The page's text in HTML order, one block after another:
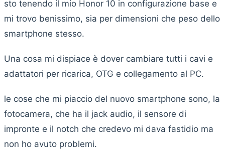
sto tenendo il mio Honor 10 in configurazione base e
mi trovo benissimo, sia per dimensioni che peso dello
smartphone stesso.
Una cosa mi dispiace è dover cambiare tutti i cavi e
adattatori per ricarica, OTG e collegamento al PC.
le cose che mi piaccio del nuovo smartphone sono, la
fotocamera, che ha il jack audio, il sensore di
impronte e il notch che credevo mi dava fastidio ma
non ho avuto problemi.